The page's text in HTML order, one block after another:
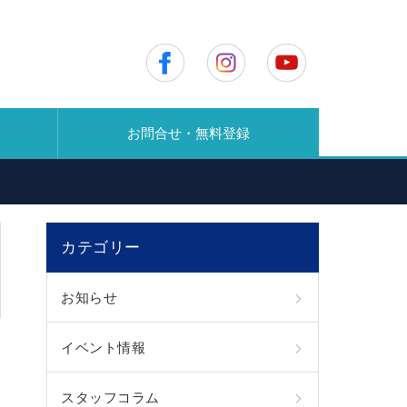
お問合せ・無料登録
カテゴリー
お知らせ
イベント情報
スタッフコラム